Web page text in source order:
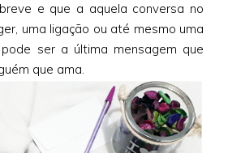
e que a aquela conversa no
uma ligação ou até mesmo uma
ser a última mensagem que
que ama.